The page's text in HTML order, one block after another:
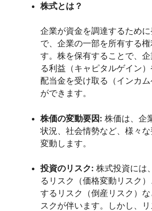
株式とは？
企業が資金を調達するため
で、企業の一部を所有する権
す。株を保有することで、企
る利益（キャピタルゲイン
配当金を受け取る（インカ
ができます。
株価の変動要因: 株価は、企
状況、社会情勢など、様々
変動します。
投資のリスク: 株式投資には
るリスク（価格変動リスク
するリスク（倒産リスク）な
スクが伴います。しかし、